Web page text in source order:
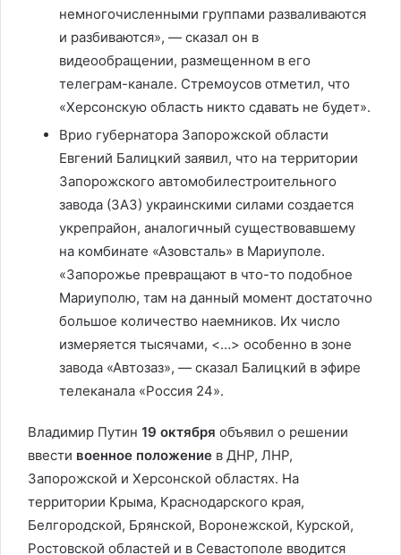
немногочисленными группами разваливаются
и разбиваются», — сказал он в
видеообращении, размещенном в его
телеграм-канале. Стремоусов отметил, что
«Херсонскую область никто сдавать не будет».
Врио губернатора Запорожской области
Евгений Балицкий заявил, что на территории
Запорожского автомобилестроительного
завода (ЗАЗ) украинскими силами создается
укрепрайон, аналогичный существовавшему
на комбинате «Азовсталь» в Мариуполе.
«Запорожье превращают в что-то подобное
Мариуполю, там на данный момент достаточно
большое количество наемников. Их число
измеряется тысячами, <…> особенно в зоне
завода «Автозаз», — сказал Балицкий в эфире
телеканала «Россия 24».
Владимир Путин 19 октября объявил о решении
ввести военное положение в ДНР, ЛНР,
Запорожской и Херсонской областях. На
территории Крыма, Краснодарского края,
Белгородской, Брянской, Воронежской, Курской,
Ростовской областей и в Севастополе вводится